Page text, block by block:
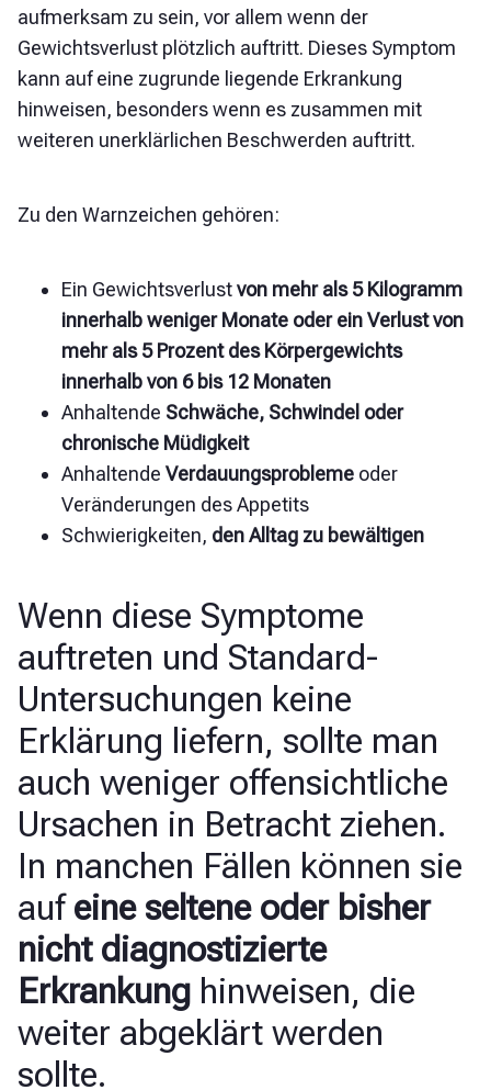
aufmerksam zu sein, vor allem wenn der
Gewichtsverlust plötzlich auftritt. Dieses Symptom
kann auf eine zugrunde liegende Erkrankung
hinweisen, besonders wenn es zusammen mit
weiteren unerklärlichen Beschwerden auftritt.
Zu den Warnzeichen gehören:
Ein Gewichtsverlustvon mehr als 5 Kilogramm
innerhalb weniger Monate oder ein Verlust von
mehr als 5 Prozent des Körpergewichts
innerhalb von 6 bis 12 Monaten
Anhaltende Schwäche, Schwindel oder
chronische Müdigkeit
Anhaltende Verdauungsprobleme oder
Veränderungen des Appetits
Schwierigkeiten, den Alltag zu bewältigen
Wenn diese Symptome
auftreten und Standard-
Untersuchungen keine
Erklärung liefern, sollte man
auch weniger offensichtliche
Ursachen in Betracht ziehen.
In manchen Fällen können sie
aufeine seltene oder bisher
nicht diagnostizierte
Erkrankung hinweisen, die
weiter abgeklärt werden
sollte.